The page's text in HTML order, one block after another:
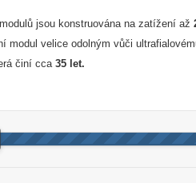
jsou konstruována na zatížení až
modul velice odolným vůči
činí cca35 let.